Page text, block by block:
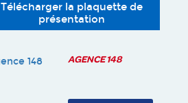
Télécharger la plaquette de
présentation
AGENCE 148